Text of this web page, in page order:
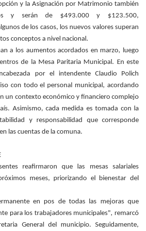
y la Asignación por Matrimonio también
y serán de $493.000 y $123.500,
de los casos, los nuevos valores superan
conceptos a nivel nacional.
a los aumentos acordados en marzo, luego
de la Mesa Paritaria Municipal. En este
por el intendente Claudio Polich
con todo el personal municipal, acordando
un contexto económico y financiero complejo
Asimismo, cada medida es tomada con la
y responsabilidad que corresponde
las cuentas de la comuna.
reafirmaron que las mesas salariales
meses, priorizando el bienestar del
en pos de todas las mejoras que
para los trabajadores municipales", remarcó
General del municipio. Seguidamente,